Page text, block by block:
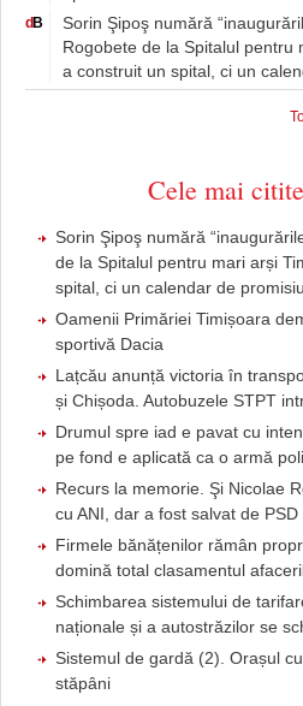
d B
Sorin Şipoş numără
Rogobete de la Spitalul pentru
a construit un spital, ci un
Cele mai
Sorin Şipoş numără
de la Spitalul pentru mari arși
spital, ci un calendar de
Oamenii Primăriei Timișoara
sportivă Dacia
Lațcău anunță victoria în
și Chișoda. Autobuzele STPT
Drumul spre iad e pavat cu
pe fond e aplicată ca o armă
Recurs la memorie. Şi Nicolae
cu ANI, dar a fost salvat de
Firmele bănățenilor rămân
domină total clasamentul
Schimbarea sistemului de
naționale și a autostrăzilor se
Sistemul de gardă (2). Orașul
stăpâni